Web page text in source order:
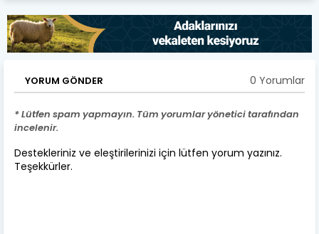
YORUM GÖNDER 0 Yorumlar
* Lütfen spam yapmayın. Tüm yorumlar yönetici tarafından
incelenir.
Destekleriniz ve eleştirilerinizi için lütfen yorum yazınız.
Teşekkürler.